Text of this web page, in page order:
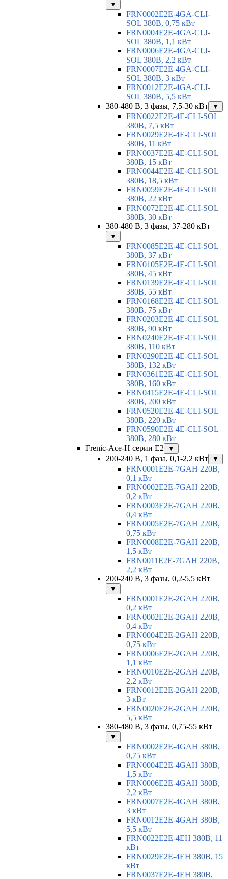
▼
FRN0002E2E-4GA-CLI-
SOL 380В, 0,75 кВт
FRN0004E2E-4GA-CLI-
SOL 380В, 1,1 кВт
FRN0006E2E-4GA-CLI-
SOL 380В, 2,2 кВт
FRN0007E2E-4GA-CLI-
SOL 380В, 3 кВт
FRN0012E2E-4GA-CLI-
SOL 380В, 5,5 кВт
380-480 В, 3 фазы, 7,5-30 кВт
▼
FRN0022E2E-4E-CLI-SOL
380В, 7,5 кВт
FRN0029E2E-4E-CLI-SOL
380В, 11 кВт
FRN0037E2E-4E-CLI-SOL
380В, 15 кВт
FRN0044E2E-4E-CLI-SOL
380В, 18,5 кВт
FRN0059E2E-4E-CLI-SOL
380В, 22 кВт
FRN0072E2E-4E-CLI-SOL
380В, 30 кВт
380-480 В, 3 фазы, 37-280 кВт
▼
FRN0085E2E-4E-CLI-SOL
380В, 37 кВт
FRN0105E2E-4E-CLI-SOL
380В, 45 кВт
FRN0139E2E-4E-CLI-SOL
380В, 55 кВт
FRN0168E2E-4E-CLI-SOL
380В, 75 кВт
FRN0203E2E-4E-CLI-SOL
380В, 90 кВт
FRN0240E2E-4E-CLI-SOL
380В, 110 кВт
FRN0290E2E-4E-CLI-SOL
380В, 132 кВт
FRN0361E2E-4E-CLI-SOL
380В, 160 кВт
FRN0415E2E-4E-CLI-SOL
380В, 200 кВт
FRN0520E2E-4E-CLI-SOL
380В, 220 кВт
FRN0590E2E-4E-CLI-SOL
380В, 280 кВт
Frenic-Ace-H серии E2
▼
200-240 В, 1 фаза, 0,1-2,2 кВт ▼
FRN0001E2E-7GAH 220В,
0,1 кВт
FRN0002E2E-7GAH 220В,
0,2 кВт
FRN0003E2E-7GAH 220В,
0,4 кВт
FRN0005E2E-7GAH 220В,
0,75 кВт
FRN0008E2E-7GAH 220В,
1,5 кВт
FRN0011E2E-7GAH 220В,
2,2 кВт
200-240 В, 3 фазы, 0,2-5,5 кВт
▼
FRN0001E2E-2GAH 220В,
0,2 кВт
FRN0002E2E-2GAH 220В,
0,4 кВт
FRN0004E2E-2GAH 220В,
0,75 кВт
FRN0006E2E-2GAH 220В,
1,1 кВт
FRN0010E2E-2GAH 220В,
2,2 кВт
FRN0012E2E-2GAH 220В,
3 кВт
FRN0020E2E-2GAH 220В,
5,5 кВт
380-480 В, 3 фазы, 0,75-55 кВт
▼
FRN0002E2E-4GAH 380В,
0,75 кВт
FRN0004E2E-4GAH 380В,
1,5 кВт
FRN0006E2E-4GAH 380В,
2,2 кВт
FRN0007E2E-4GAH 380В,
3 кВт
FRN0012E2E-4GAH 380В,
5,5 кВт
FRN0022E2E-4EH 380В, 11
кВт
FRN0029E2E-4EH 380В, 15
кВт
FRN0037E2E-4EH 380В,